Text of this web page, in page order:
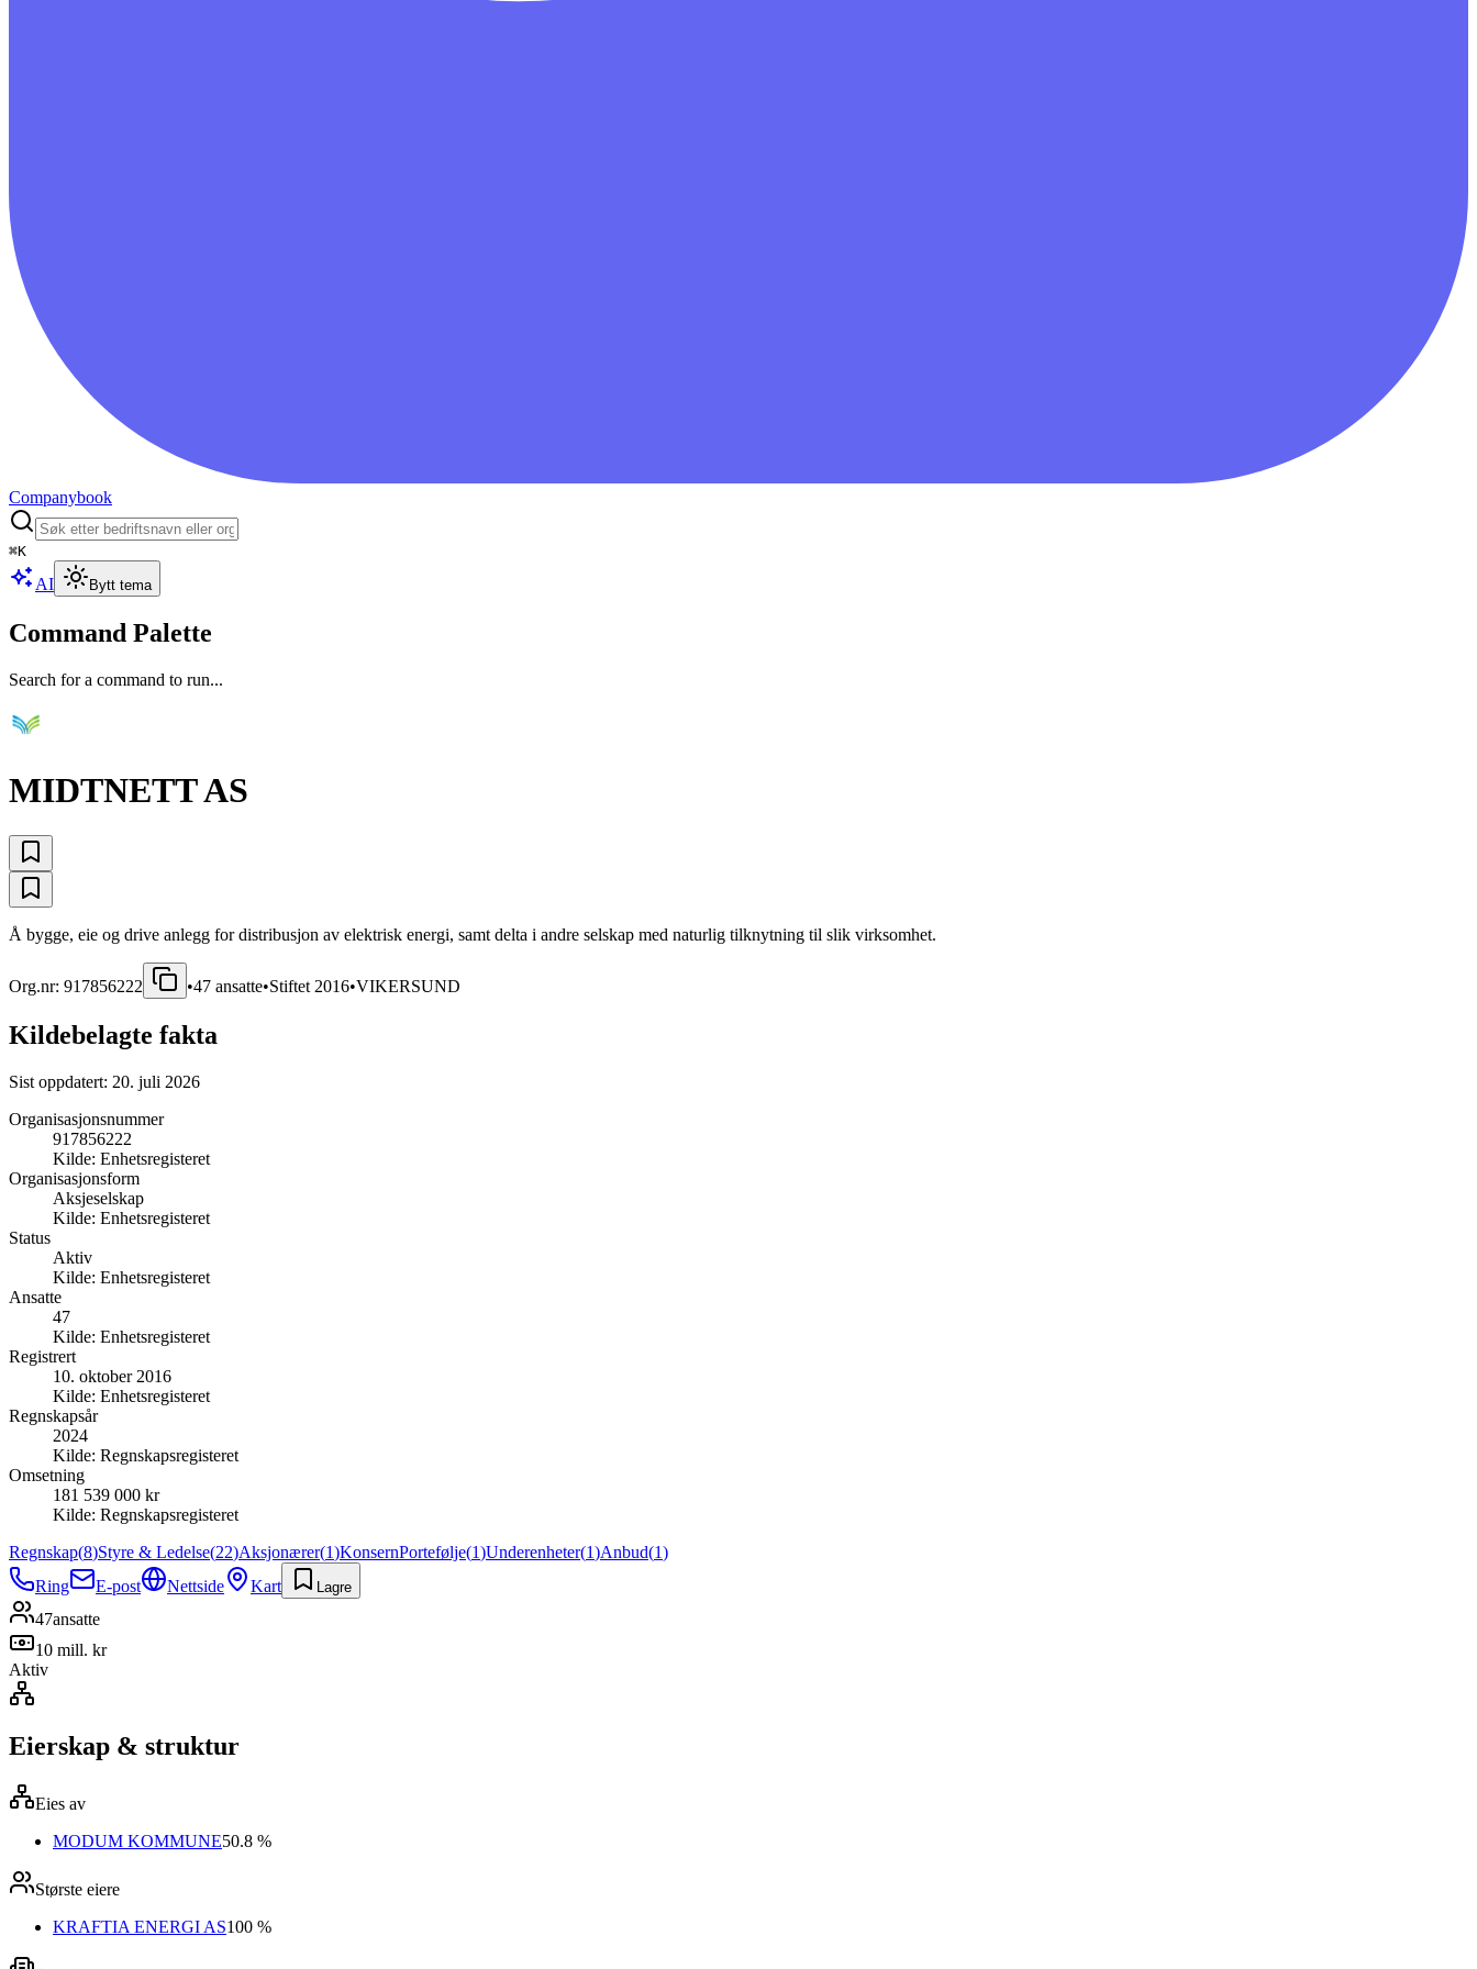
Companybook
⌘K
AI Bytt tema
Command Palette
Search for a command to run...
MIDTNETT AS
Å bygge, eie og drive anlegg for distribusjon av elektrisk energi, samt delta i andre selskap med naturlig tilknytning til slik virksomhet.
Org.nr: 917856222 •47 ansatte•Stiftet 2016•VIKERSUND
Kildebelagte fakta
Sist oppdatert: 20. juli 2026
Organisasjonsnummer
917856222
Kilde: Enhetsregisteret
Organisasjonsform
Aksjeselskap
Kilde: Enhetsregisteret
Status
Aktiv
Kilde: Enhetsregisteret
Ansatte
47
Kilde: Enhetsregisteret
Registrert
10. oktober 2016
Kilde: Enhetsregisteret
Regnskapsår
2024
Kilde: Regnskapsregisteret
Omsetning
181 539 000 kr
Kilde: Regnskapsregisteret
Regnskap(8)Styre & Ledelse(22)Aksjonærer(1)KonsernPortefølje(1)Underenheter(1)Anbud(1)
Ring
E-post Nettside Kart Lagre
47ansatte
10 mill. kr
Aktiv
Eierskap & struktur
Eies av
MODUM KOMMUNE50.8 %
Største eiere
KRAFTIA ENERGI AS100 %